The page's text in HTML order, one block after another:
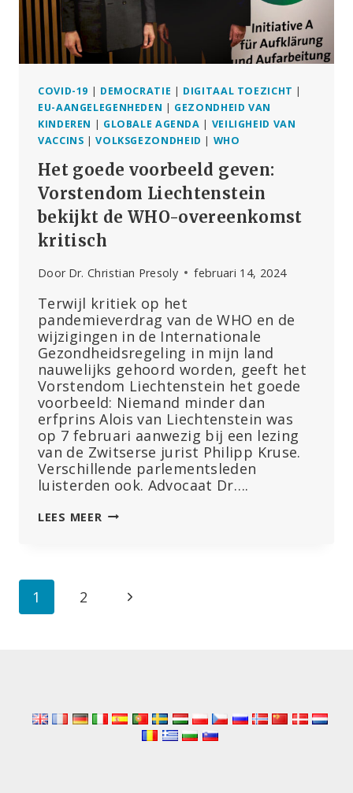
COVID-19 | DEMOCRATIE | DIGITAAL TOEZICHT |
EU-AANGELEGENHEDEN | GEZONDHEID VAN
KINDEREN | GLOBALE AGENDA | VEILIGHEID VAN
VACCINS |VOLKSGEZONDHEID | WHO
Het goede voorbeeld geven:
Vorstendom Liechtenstein
bekijkt de WHO-overeenkomst
kritisch
Door Dr. Christian Presoly februari 14, 2024
Terwijl kritiek op het
pandemieverdrag van de WHO en de
wijzigingen in de Internationale
Gezondheidsregeling in mijn land
nauwelijks gehoord worden, geeft het
Vorstendom Liechtenstein het goede
voorbeeld: Niemand minder dan
erfprins Alois van Liechtenstein was
op 7 februari aanwezig bij een lezing
van de Zwitserse jurist Philipp Kruse.
Verschillende parlementsleden
luisterden ook. Advocaat Dr….
LEES MEER HET
LIECHTENSTEIN
Paginanavigatie
1 2
Volgende